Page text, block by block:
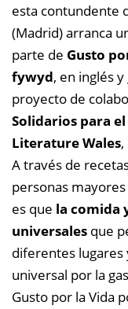
esta contundente
(Madrid) arranca
parte de Gusto
fywyd, en inglés
proyecto de
Solidarios para
Literature Wales
A través de
personas
es que la comida
universales que
diferentes
universal por la
Gusto por la Vida